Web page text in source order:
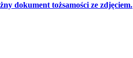
dokument tożsamości ze zdjęciem.